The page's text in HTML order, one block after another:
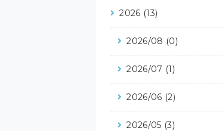
2026 (13)
2026/08 (0)
2026/07 (1)
2026/06 (2)
2026/05 (3)